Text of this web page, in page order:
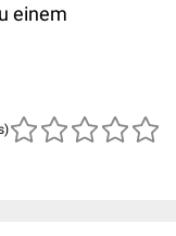
einem